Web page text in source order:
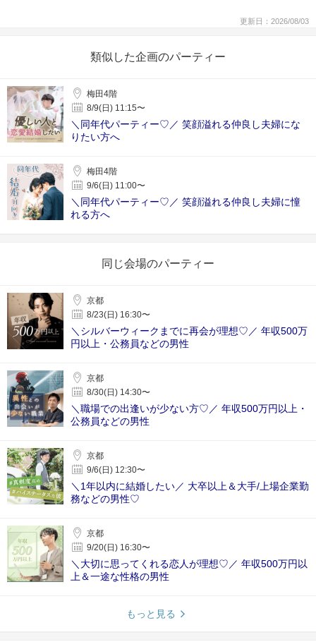
更新日：2026/08/03
類似した企画のパーティー
梅田4階
8/9(日) 11:15〜
＼同年代パーティー♡／ 笑顔溢れる仲良し夫婦にな
りたい方へ
梅田4階
9/6(日) 11:00〜
＼同年代パーティー♡／ 笑顔溢れる仲良し夫婦に憧
れる方へ
同じ会場のパーティー
京都
8/23(日) 16:30〜
＼シルバーウィークまでに再会が理想♡／ 年収500万
円以上・公務員などの男性
京都
8/30(日) 14:30〜
＼職場での出逢いが少ない方♡／ 年収500万円以上・
公務員などの男性
京都
9/6(日) 12:30〜
＼1年以内に結婚したい／ 大卒以上＆大手/上場企業勤
務などの男性♡
京都
9/20(日) 16:30〜
＼大切に思ってくれる恋人が理想♡／ 年収500万円以
上＆一途な性格の男性
もっと見る